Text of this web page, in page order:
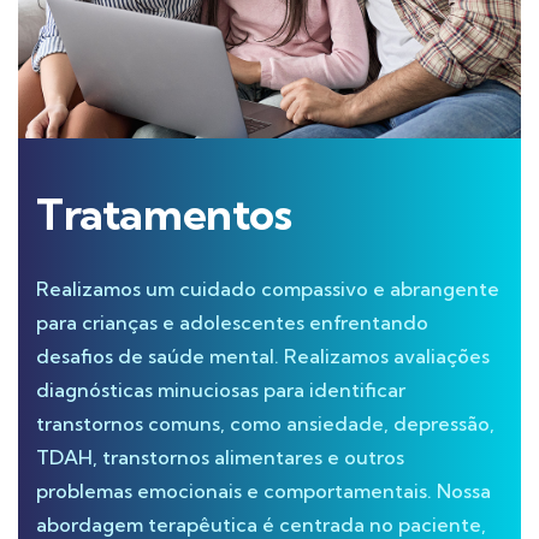
Tratamentos
Realizamos um cuidado compassivo e abrangente
para crianças e adolescentes enfrentando
desafios de saúde mental. Realizamos avaliações
diagnósticas minuciosas para identificar
transtornos comuns, como ansiedade, depressão,
TDAH, transtornos alimentares e outros
problemas emocionais e comportamentais. Nossa
abordagem terapêutica é centrada no paciente,